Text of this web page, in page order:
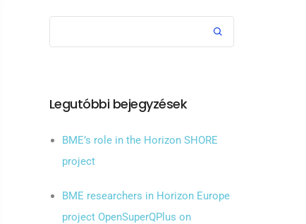
Legutóbbi bejegyzések
BME’s role in the Horizon SHORE
project
BME researchers in Horizon Europe
project OpenSuperQPlus on